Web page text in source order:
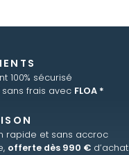
100% sécurisé
sans frais avec FLOA *
rapide et sans accroc
offerte dès 990 € d’achat